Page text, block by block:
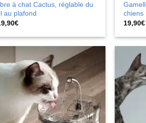
à chat Cactus, réglable du
au plafond
€
chiens
19,90€